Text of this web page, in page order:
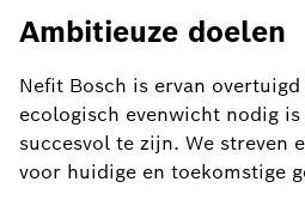
Ambitieuze doelen
Nefit Bosch is ervan
ecologisch evenwicht nodig
succesvol te zijn. We streven
voor huidige en toekomstige